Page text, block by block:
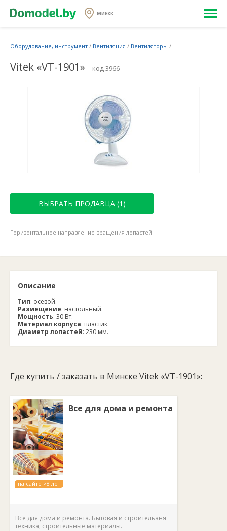
Минск
Оборудование, инструмент / Вентиляция / Вентиляторы /
Vitek «VT-1901» код 3966
ВЫБРАТЬ ПРОДАВЦА (1)
Горизонтальное направление вращения лопастей.
Описание
Тип: осевой.
Размещение: настольный.
Мощность: 30 Вт.
Материал корпуса: пластик.
Диаметр лопастей: 230 мм.
Где купить / заказать в Минске Vitek «VT-1901»:
на сайте >8 лет
Все для дома и ремонта
Все для дома и ремонта. Бытовая и строительаня
техника, строительные материалы.